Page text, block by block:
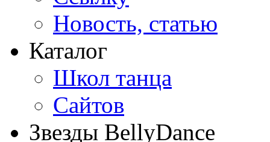
Новость, статью
Каталог
Школ танца
Сайтов
Звезды BellyDance